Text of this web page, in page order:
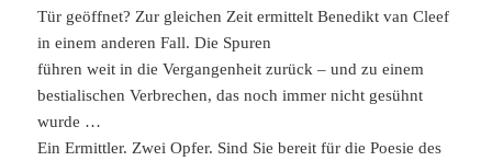
Tür geöffnet? Zur gleichen Zeit ermittelt Benedikt van Cleef
in einem anderen Fall. Die Spuren
führen weit in die Vergangenheit zurück – und zu einem
bestialischen Verbrechen, das noch immer nicht gesühnt
wurde …
Ein Ermittler. Zwei Opfer. Sind Sie bereit für die Poesie des